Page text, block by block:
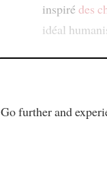
inspirédes
idéal
Go further and